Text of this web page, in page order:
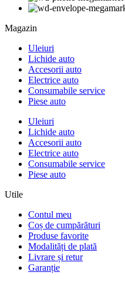
Magazin
Uleiuri
Lichide auto
Accesorii auto
Electrice auto
Consumabile service
Piese auto
Uleiuri
Lichide auto
Accesorii auto
Electrice auto
Consumabile service
Piese auto
Utile
Contul meu
Coș de cumpărături
Produse favorite
Modalități de plată
Livrare și retur
Garanție